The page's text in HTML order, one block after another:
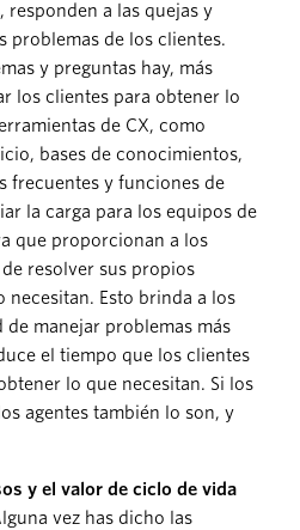
responden a las quejas y
problemas de los clientes.
y preguntas hay, más
los clientes para obtener lo
de CX, como
bases de conocimientos,
frecuentes y funciones de
la carga para los equipos de
que proporcionan a los
resolver sus propios
necesitan. Esto brinda a los
de manejar problemas más
el tiempo que los clientes
lo que necesitan. Si los
agentes también lo son, y
y el valor de ciclo de vida
vez has dicho las